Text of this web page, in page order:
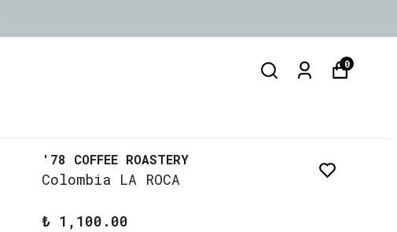
0
'78 COFFEE ROASTERY
Colombia LA ROCA
₺ 1,100.00